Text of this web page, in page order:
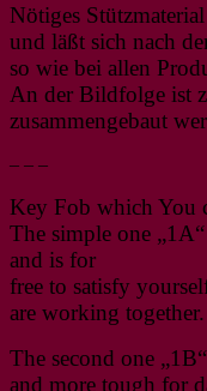
Nötiges
und läßt sich nach
so wie bei allen
An der Bildfolge ist
zusammengebaut
– – –
Key Fob which You
The simple one
and is for
free to satisfy
are working together.
The second one
and more tough for